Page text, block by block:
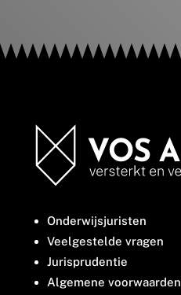
Onderwijsjuristen
Veelgestelde vragen
Jurisprudentie
Algemene voorwaarden